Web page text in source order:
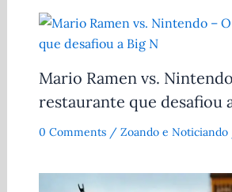
Mario Ramen vs.
restaurante que desafiou
0 Comments / Zoando e Noticiando